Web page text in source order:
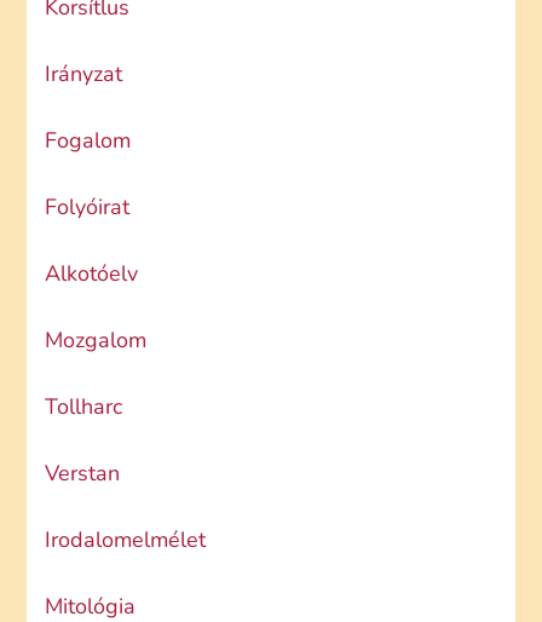
Korsítlus
Irányzat
Fogalom
Folyóirat
Alkotóelv
Mozgalom
Tollharc
Verstan
Irodalomelmélet
Mitológia